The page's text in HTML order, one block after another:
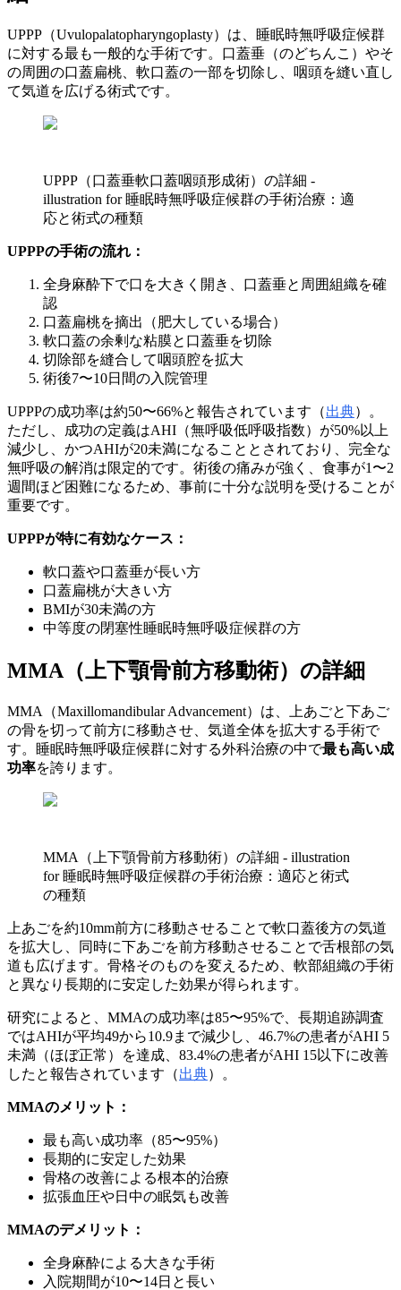
UPPP（Uvulopalatopharyngoplasty）は、睡眠時無呼吸症候群
に対する最も一般的な手術です。口蓋垂（のどちんこ）やそ
の周囲の口蓋扁桃、軟口蓋の一部を切除し、咽頭を縫い直し
て気道を広げる術式です。
UPPP（口蓋垂軟口蓋咽頭形成術）の詳細 -
illustration for 睡眠時無呼吸症候群の手術治療：適
応と術式の種類
UPPPの手術の流れ：
全身麻酔下で口を大きく開き、口蓋垂と周囲組織を確
認
口蓋扁桃を摘出（肥大している場合）
軟口蓋の余剰な粘膜と口蓋垂を切除
切除部を縫合して咽頭腔を拡大
術後7〜10日間の入院管理
UPPPの成功率は約50〜66%と報告されています（出典）。
ただし、成功の定義はAHI（無呼吸低呼吸指数）が50%以上
減少し、かつAHIが20未満になることとされており、完全な
無呼吸の解消は限定的です。術後の痛みが強く、食事が1〜2
週間ほど困難になるため、事前に十分な説明を受けることが
重要です。
UPPPが特に有効なケース：
軟口蓋や口蓋垂が長い方
口蓋扁桃が大きい方
BMIが30未満の方
中等度の閉塞性睡眠時無呼吸症候群の方
MMA（上下顎骨前方移動術）の詳細
MMA（Maxillomandibular Advancement）は、上あごと下あご
の骨を切って前方に移動させ、気道全体を拡大する手術で
す。睡眠時無呼吸症候群に対する外科治療の中で最も高い成
功率を誇ります。
MMA（上下顎骨前方移動術）の詳細 - illustration
for 睡眠時無呼吸症候群の手術治療：適応と術式
の種類
上あごを約10mm前方に移動させることで軟口蓋後方の気道
を拡大し、同時に下あごを前方移動させることで舌根部の気
道も広げます。骨格そのものを変えるため、軟部組織の手術
と異なり長期的に安定した効果が得られます。
研究によると、MMAの成功率は85〜95%で、長期追跡調査
ではAHIが平均49から10.9まで減少し、46.7%の患者がAHI 5
未満（ほぼ正常）を達成、83.4%の患者がAHI 15以下に改善
したと報告されています（出典）。
MMAのメリット：
最も高い成功率（85〜95%）
長期的に安定した効果
骨格の改善による根本的治療
拡張血圧や日中の眠気も改善
MMAのデメリット：
全身麻酔による大きな手術
入院期間が10〜14日と長い